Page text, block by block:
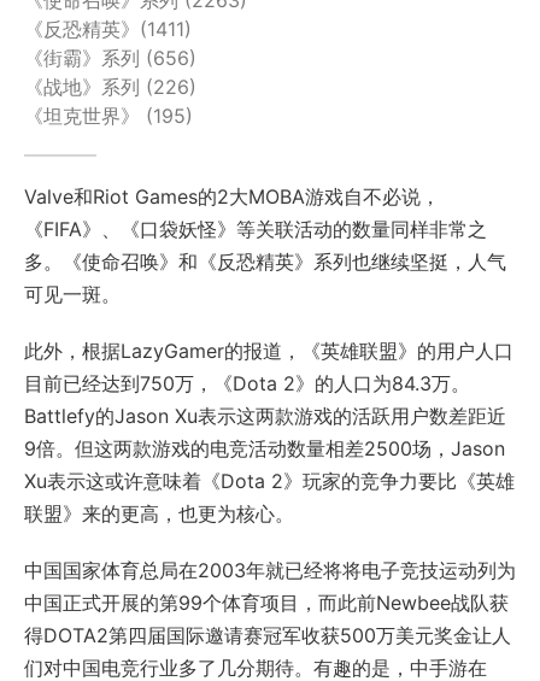
《反恐精英》(1411)
《街霸》系列 (656)
《战地》系列 (226)
《坦克世界》 (195)
Valve和Riot Games的2大MOBA游戏自不必说，
《FIFA》、《口袋妖怪》等关联活动的数量同样非常之
多。《使命召唤》和《反恐精英》系列也继续坚挺，人气
可见一斑。
此外，根据LazyGamer的报道，《英雄联盟》的用户人口
目前已经达到750万，《Dota 2》的人口为84.3万。
Battlefy的Jason Xu表示这两款游戏的活跃用户数差距近
9倍。但这两款游戏的电竞活动数量相差2500场，Jason
Xu表示这或许意味着《Dota 2》玩家的竞争力要比《英雄
联盟》来的更高，也更为核心。
中国国家体育总局在2003年就已经将将电子竞技运动列为
中国正式开展的第99个体育项目，而此前Newbee战队获
得DOTA2第四届国际邀请赛冠军收获500万美元奖金让人
们对中国电竞行业多了几分期待。有趣的是，中手游在